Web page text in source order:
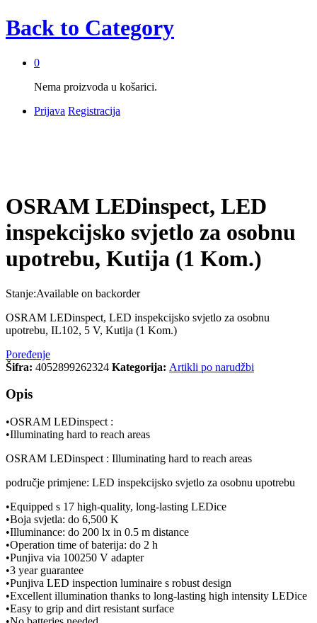
Back to Category
0
Nema proizvoda u košarici.
Prijava Registracija
OSRAM LEDinspect, LED
inspekcijsko svjetlo za osobnu
upotrebu, Kutija (1 Kom.)
Stanje:Available on backorder
OSRAM LEDinspect, LED inspekcijsko svjetlo za osobnu
upotrebu, IL102, 5 V, Kutija (1 Kom.)
Poređenje
Šifra: 4052899262324 Kategorija: Artikli po narudžbi
Opis
•OSRAM LEDinspect :
•Illuminating hard to reach areas
OSRAM LEDinspect : Illuminating hard to reach areas
područje primjene: LED inspekcijsko svjetlo za osobnu upotrebu
•Equipped s 17 high-quality, long-lasting LEDice
•Boja svjetla: do 6,500 K
•Illuminance: do 200 lx in 0.5 m distance
•Operation time of baterija: do 2 h
•Punjiva via 100250 V adapter
•3 year guarantee
•Punjiva LED inspection luminaire s robust design
•Excellent illumination thanks to long-lasting high intensity LEDice
•Easy to grip and dirt resistant surface